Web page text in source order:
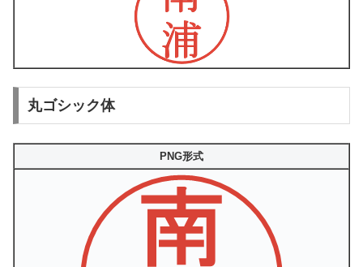
丸ゴシック体
PNG形式